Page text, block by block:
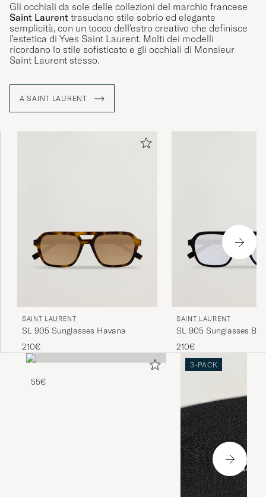
Gli occhiali da sole delle collezioni del marchio francese
Saint Laurent trasudano stile sobrio ed elegante
semplicità, con un tocco dell'estro creativo che definisce
l'estetica di Yves Saint Laurent. Molti dei modelli
ricordano lo stile sofisticato e gli occhiali di Monsieur
Saint Laurent stesso.
A SAINT LAURENT
SAINT LAURENT
SL 905 Sunglasses Havana
210€
SAINT LAURENT
SL 905 Sunglasses
210€
55€
3-PACK